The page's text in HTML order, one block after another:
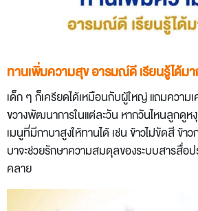
ทานเพิ่มความสุข อารมณ์ดี เรียนรู้ได้ม
เด็ก ๆ ก็เครียดได้เหมือนกับผู้ใหญ่ แถมความ
ขวางพัฒนาการในแต่ละวัน หากวันไหนลูกดูห
เมนูที่มีกาบาสูงให้ทานได้ เช่น ข้าวไม่ขัดสี ข้า
บาจะช่วยรักษาความสมดุลของระบบสารสื่อ
คลาย